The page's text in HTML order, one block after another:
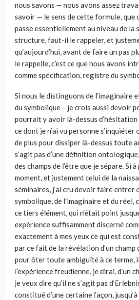
nous savons — nous avons assez
savoir — le sens de cette formule, que
passe essentiellement au niveau de la
structure, faut-il le rappeler, et
qu’aujourd’hui, avant de faire un pas
le rappelle, c’est ce que nous avons
comme spécification, registre du
Si nous le distinguons de l’imaginaire
du symbolique – je crois aussi devoir
pourrait y avoir là-dessus d’hésitation
ce dont je n’ai vu personne
de plus pour dissiper là-dessus toute
s’agit pas d’une définition
des champs de l’être que je sépare. Si
moment, et justement celui de la
séminaires, j’ai cru devoir faire entrer
symbolique, de l’imaginaire et du réel,
ce tiers élément, qui n’était point
expérience suffisamment discerné
exactement à mes yeux ce qui est
par ce fait de la révélation d’un champ
pour ôter toute ambiguïté à ce terme,
l’expérience freudienne, je dirai, d’un
je veux dire qu’il ne s’agit pas
constitué d’une certaine façon,